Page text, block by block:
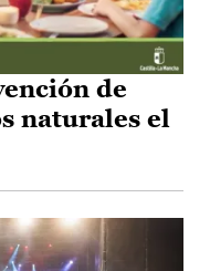
de
naturales el